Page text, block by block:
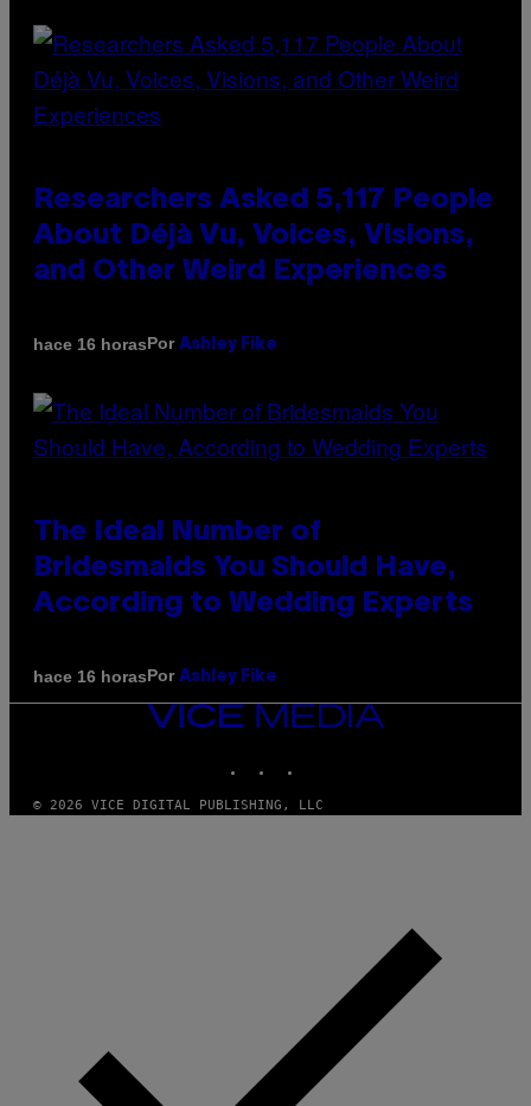
Researchers Asked 5,117 People
About Déjà Vu, Voices, Visions,
and Other Weird Experiences
hace 16 horasPor Ashley Fike
The Ideal Number of
Bridesmaids You Should Have,
According to Wedding Experts
hace 16 horasPor Ashley Fike
VICE
© 2026 VICE DIGITAL PUBLISHING, LLC